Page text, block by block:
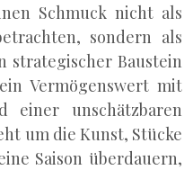
Schmuck nicht als
sondern als
strategischer Baustein
Vermögenswert mit
einer unschätzbaren
um die Kunst, Stücke
Saison überdauern,